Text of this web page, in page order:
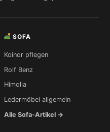
SOFA
Koinor pflegen
Rolf Benz
Himolla
Ledermöbel allgemein
Alle Sofa-Artikel →